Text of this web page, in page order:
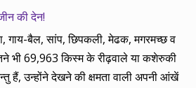
की देन!
गाय-बैल, सांप, छिपकली, मेढक, मगरमच्छ व
भी 69,963 किस्म के रीढ़वाले या कशेरुकी
उन्होंने देखने की क्षमता वाली अपनी आंखें